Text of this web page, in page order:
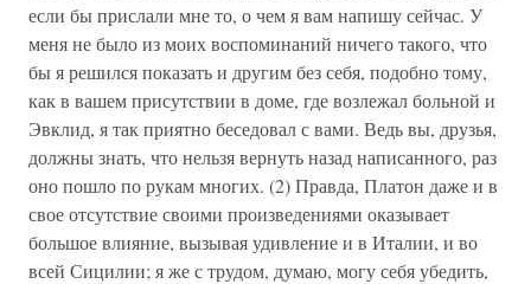
если бы прислали мне то, о чем я вам напишу сейчас. У
меня не было из моих воспоминаний ничего такого, что
бы я решился показать и другим без себя, подобно тому,
как в вашем присутствии в доме, где возлежал больной и
Эвклид, я так приятно беседовал с вами. Ведь вы, друзья,
должны знать, что нельзя вернуть назад написанного, раз
оно пошло по рукам многих. (2) Правда, Платон даже и в
свое отсутствие своими произведениями оказывает
большое влияние, вызывая удивление и в Италии, и во
всей Сицилии; я же с трудом, думаю, могу себя убедить,